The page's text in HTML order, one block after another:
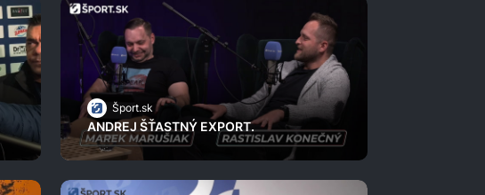
Šport.sk
ANDREJ ŠŤASTNÝ EXPORT.